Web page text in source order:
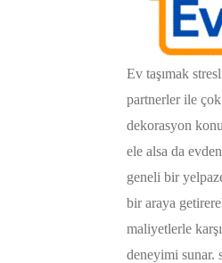
Ev taşımak
partnerler ile
dekorasyon
ele alsa da
geneli bir
bir araya
maliyetlerle
deneyimi sunar.